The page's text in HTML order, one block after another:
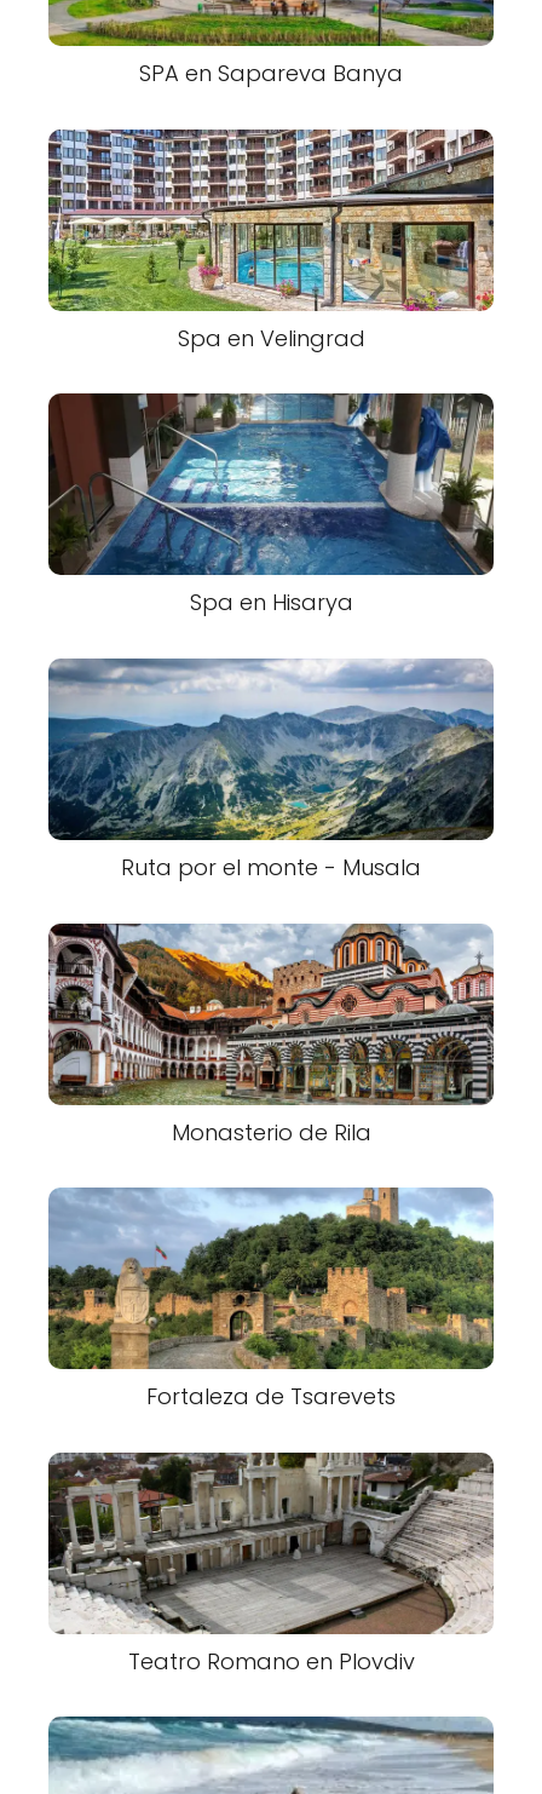
SPA en Sapareva Banya
Spa en Velingrad
Spa en Hisarya
Ruta por el monte - Musala
Monasterio de Rila
Fortaleza de Tsarevets
Teatro Romano en Plovdiv